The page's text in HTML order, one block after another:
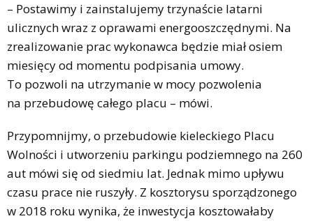
– Postawimy i zainstalujemy trzynaście latarni
ulicznych wraz z oprawami energooszczędnymi. Na
zrealizowanie prac wykonawca będzie miał osiem
miesięcy od momentu podpisania umowy.
To pozwoli na utrzymanie w mocy pozwolenia
na przebudowę całego placu – mówi.
Przypomnijmy, o przebudowie kieleckiego Placu
Wolności i utworzeniu parkingu podziemnego na 260
aut mówi się od siedmiu lat. Jednak mimo upływu
czasu prace nie ruszyły. Z kosztorysu sporządzonego
w 2018 roku wynika, że inwestycja kosztowałaby